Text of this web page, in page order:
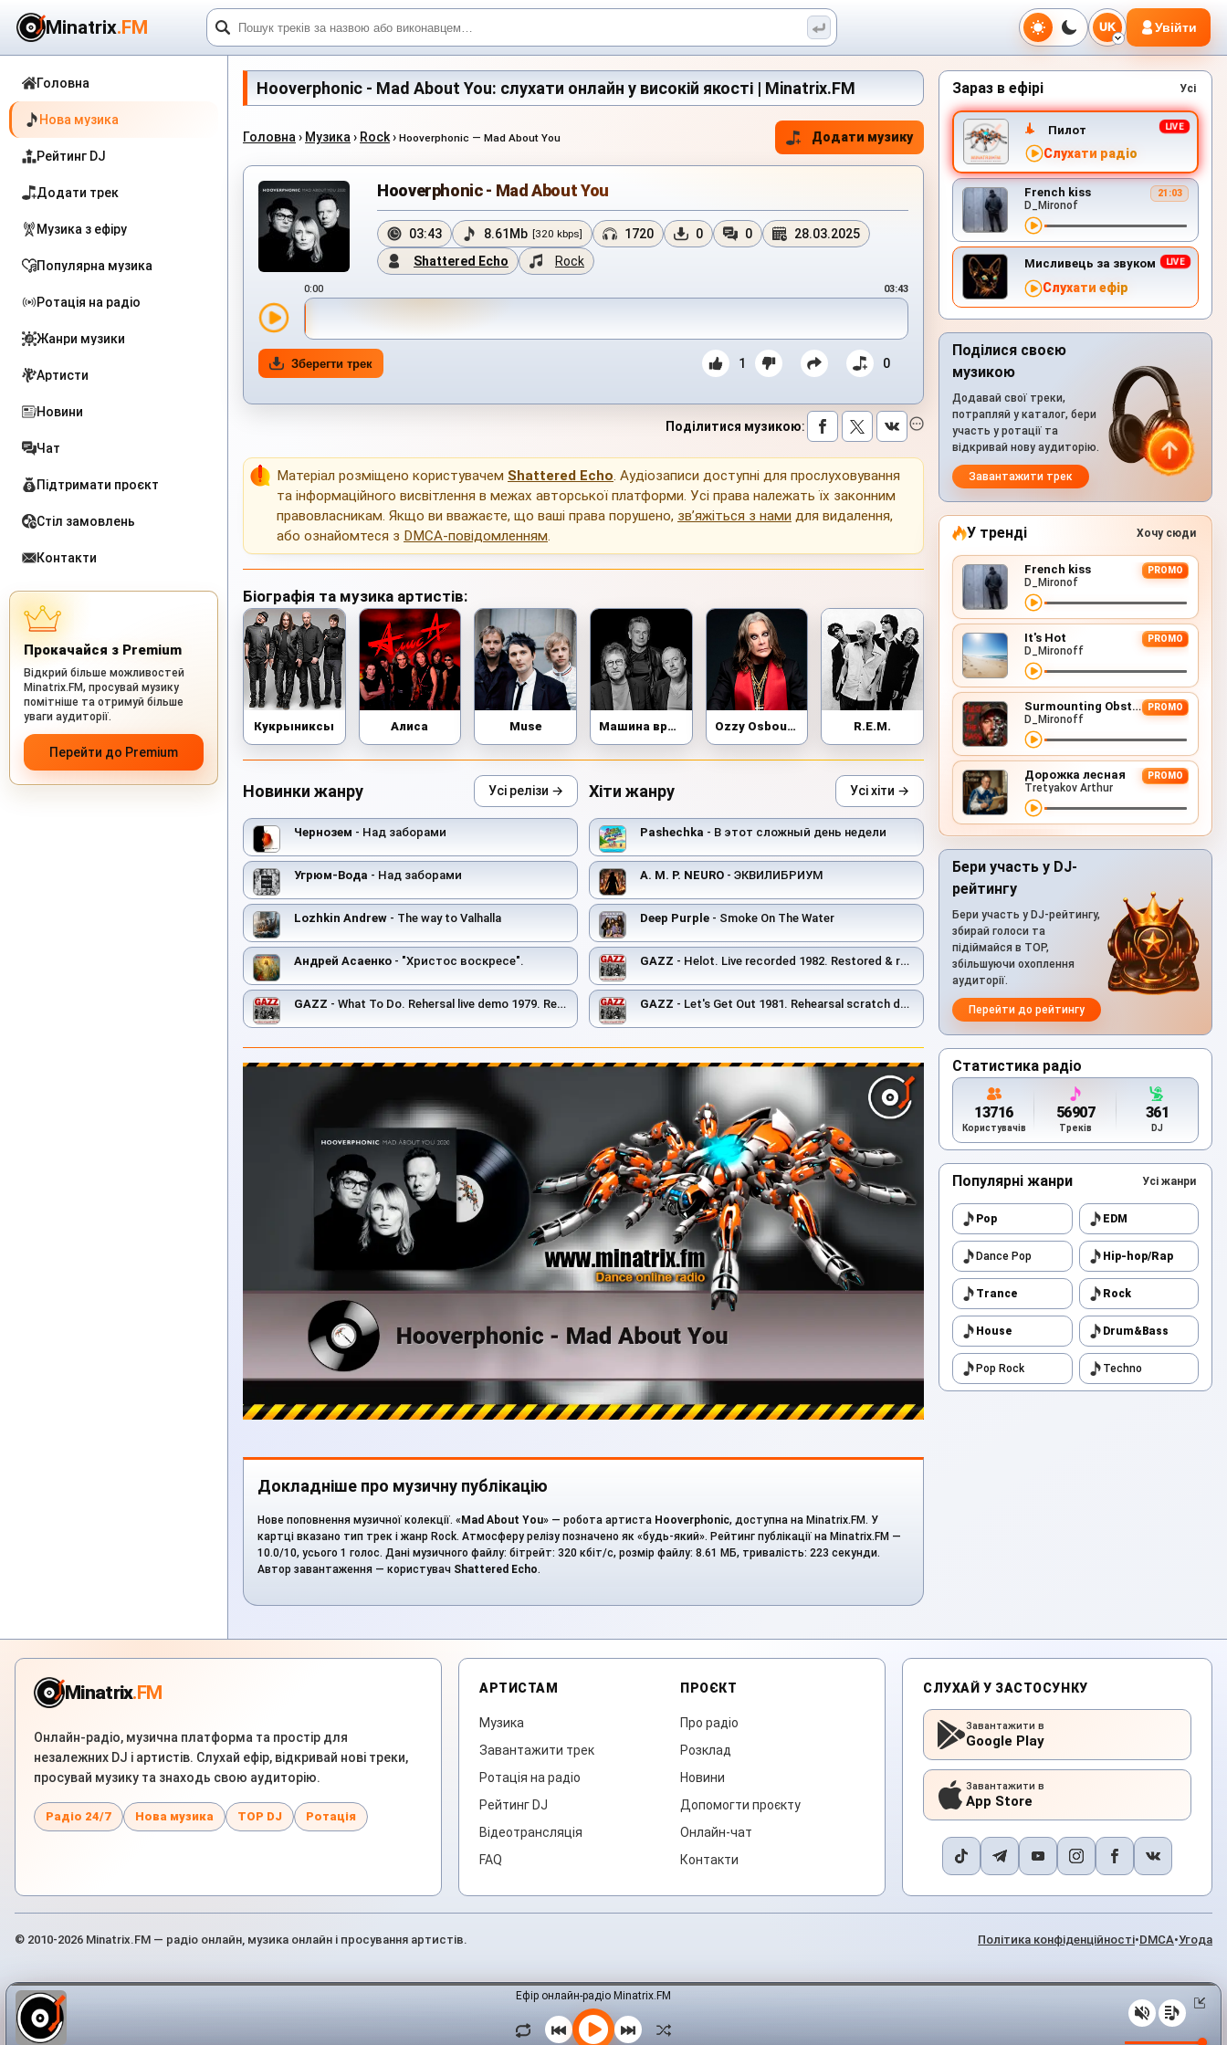
Minatrix.FM UK Увійти
Головна
Нова музика
Рейтинг DJ
Додати трек
Музика з ефіру
Популярна музика
Ротація на радіо
Жанри музики
Артисти
Новини
Чат
Підтримати проєкт
Стіл замовлень
Контакти
Прокачайся з Premium
Відкрий більше можливостей
Minatrix.FM, просувай музику
помітніше та отримуй більше
уваги аудиторії.
Перейти до Premium
Hooverphonic - Mad About You: слухати онлайн у високій якості | Minatrix.FM
Головна › Музика › Rock› Hooverphonic — Mad About You Додати музику
Hooverphonic - Mad About You
03:43 8.61Mb [320 kbps] 1720 0 0
28.03.2025
Shattered Echo
Rock
0:00 03:43
Зберегти трек 1 0
Поділитися музикою:
Матеріал розміщено користувачем Shattered Echo. Аудіозаписи доступні для прослуховування
та інформаційного висвітлення в межах авторської платформи. Усі права належать їх законним
правовласникам. Якщо ви вважаєте, що ваші права порушено, зв’яжіться з нами для видалення,
або ознайомтеся з DMCA-повідомленням.
Біографія та музика артистів:
Кукрыниксы Алиса Muse Машина времени Ozzy Osbourne R.E.M.
Новинки жанру Усі релізи →
Чернозем - Над заборами
Угрюм-Вода - Над заборами
Lozhkin Andrew - The way to Valhalla
Андрей Асаенко - "Христос воскресе".
GAZZ - What To Do. Rehersal live demo 1979. Restored & remastered 2026
Хіти жанру Усі хіти →
Pashechka - В этот сложный день недели
A. M. P. NEURO - ЭКВИЛИБРИУМ
Deep Purple - Smoke On The Water
GAZZ - Helot. Live recorded 1982. Restored & remastered 2026
GAZZ - Let's Get Out 1981. Rehearsal scratch demo. Restored and remastered 2026.
Докладніше про музичну публікацію
Нове поповнення музичної колекції. « Mad About You» — робота артиста Hooverphonic, доступна на Minatrix.FM. У
картці вказано тип трек і жанр Rock. Атмосферу релізу позначено як «будь-який». Рейтинг публікації на Minatrix.FM —
10.0/10, усього 1 голос. Дані музичного файлу: бітрейт: 320 кбіт/с, розмір файлу: 8.61 МБ, тривалість: 223 секунди.
Автор завантаження — користувач Shattered Echo.
Зараз в ефірі Усі
Пилот
Слухати радіо
French kiss 21:03
D_Mironof
Мисливець за звуком
Слухати ефір
Поділися своєю
музикою
Додавай свої треки,
потрапляй у каталог, бери
участь у ротації та
відкривай нову аудиторію.
Завантажити трек
У тренді Хочу сюди
French kiss PROMO
D_Mironof
It's Hot PROMO
D_Mironoff
Surmounting Obstacles (D&B Remix) PROMO
D_Mironoff
Дорожка лесная PROMO
Tretyakov Arthur
Бери участь у DJ-
рейтингу
Бери участь у DJ-рейтингу,
збирай голоси та
підіймайся в TOP,
збільшуючи охоплення
аудиторії.
Перейти до рейтингу
Статистика радіо
13716
Користувачів
56907
Треків
361
DJ
Популярні жанри Усі жанри
Pop EDM
Dance Pop Hip-hop/Rap
Trance Rock
House Drum&Bass
Pop Rock Techno
Minatrix.FM
Онлайн-радіо, музична платформа та простір для
незалежних DJ і артистів. Слухай ефір, відкривай нові треки,
просувай музику та знаходь свою аудиторію.
Радіо 24/7 Нова музика TOP DJ Ротація
АРТИСТАМ
Музика
Завантажити трек
Ротація на радіо
Рейтинг DJ
Відеотрансляція
FAQ
ПРОЄКТ
Про радіо
Розклад
Новини
Допомогти проєкту
Онлайн-чат
Контакти
СЛУХАЙ У ЗАСТОСУНКУ
Завантажити в
Google Play
Завантажити в
App Store
© 2010-2026 Minatrix.FM — радіо онлайн, музика онлайн і просування артистів. Політика конфіденційності•DMCA•Угода
Ефір онлайн-радіо Minatrix.FM